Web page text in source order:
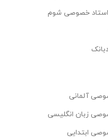
خصوصی شوم
آلمانی
زبان انگلیسی
ابتدایی